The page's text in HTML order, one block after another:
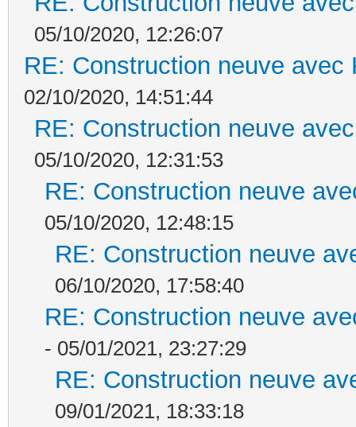
05/10/2020, 12:26:07
RE: Construction neuve avec
02/10/2020, 14:51:44
RE: Construction neuve
05/10/2020, 12:31:53
RE: Construction neuve
05/10/2020, 12:48:15
RE: Construction neuve
06/10/2020, 17:58:40
RE: Construction neuve
- 05/01/2021, 23:27:29
RE: Construction neuve
09/01/2021, 18:33:18